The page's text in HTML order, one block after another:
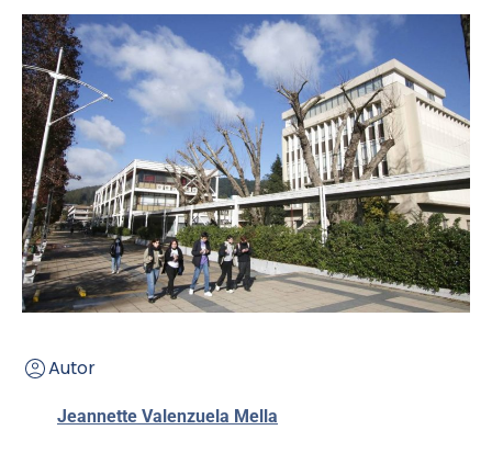
Autor
Jeannette Valenzuela Mella